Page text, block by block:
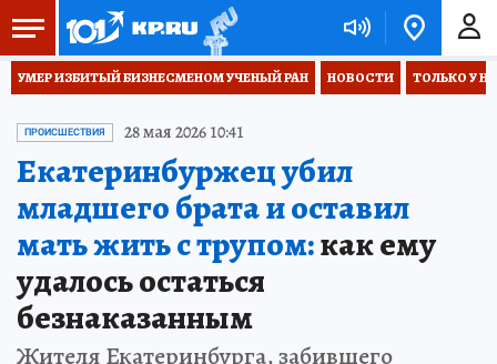
УМЕР ИЗБИТЫЙ БИЗНЕСМЕНОМ УЧЕНЫЙ РАН НОВОСТИ ТОЛЬКО У
ПРОИСШЕСТВИЯ 28 мая 2026 10:41
Екатеринбуржец убил
младшего брата и оставил
мать жить с трупом:как ему
удалось остаться
безнаказанным
Жителя Екатеринбурга, забившего